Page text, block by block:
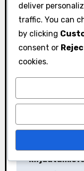
Aktiivinen
sinua ajan
tunnetta
P
o
deliver
traffic. You can
by clicking
consent or
cookies.